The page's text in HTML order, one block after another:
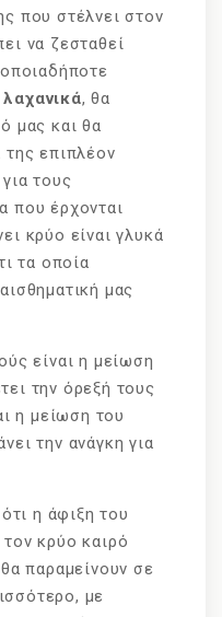
που στέλνει στον
να ζεσταθεί
, θα
μας και θα
της επιπλέον
τους
που έρχονται
κρύο είναι γλυκά
τα οποία
μας
είναι η μείωση
την όρεξή τους
η μείωση του
την ανάγκη για
η άφιξη του
κρύο καιρό
παραμείνουν σε
με